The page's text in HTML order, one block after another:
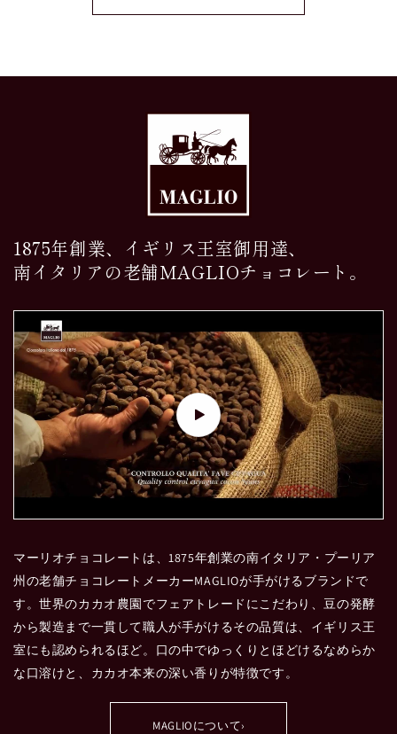
1875年創業、イギリス王室御用達、
南イタリアの老舗MAGLIOチョコレート。
マーリオチョコレートは、1875年創業の南イタリア・プーリア
州の老舗チョコレートメーカーMAGLIOが手がけるブランドで
す。世界のカカオ農園でフェアトレードにこだわり、豆の発酵
から製造まで一貫して職人が手がけるその品質は、イギリス王
室にも認められるほど。口の中でゆっくりとほどけるなめらか
な口溶けと、カカオ本来の深い香りが特徴です。
MAGLIOについて›